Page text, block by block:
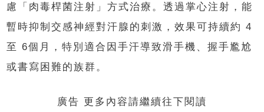
慮「肉毒桿菌注射」方式治療。透過掌心注射，能
暫時抑制交感神經對汗腺的刺激，效果可持續約 4
至 6個月，特別適合因手汗導致滑手機、握手尷尬
或書寫困難的族群。
廣告 更多內容請繼續往下閱讀